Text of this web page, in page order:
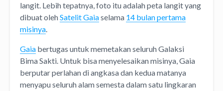
langit. Lebih tepatnya, foto itu adalah peta langit yang
dibuat olehSatelit Gaiaselama 14 bulan pertama
misinya.
Gaia bertugas untuk memetakan seluruh Galaksi
Bima Sakti. Untuk bisa menyelesaikan misinya, Gaia
berputar perlahan di angkasa dan kedua matanya
menyapu seluruh alam semesta dalam satu lingkaran